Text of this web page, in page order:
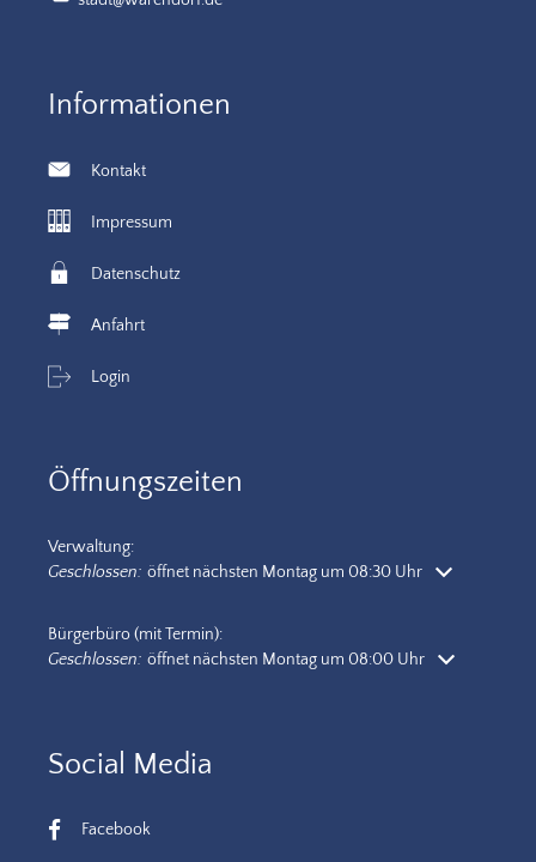
Informationen
Kontakt
Impressum
Datenschutz
Anfahrt
Login
Öffnungszeiten
Verwaltung:
Klicken, um weitere Öffnungs- oder Schließzeiten auszublenden
Geschlossen: öffnet nächsten Montag um 08:30 Uhr
Bürgerbüro (mit Termin):
Klicken, um weitere Öffnungs- oder Schließzeiten auszublenden
Geschlossen: öffnet nächsten Montag um 08:00 Uhr
Social Media
Facebook